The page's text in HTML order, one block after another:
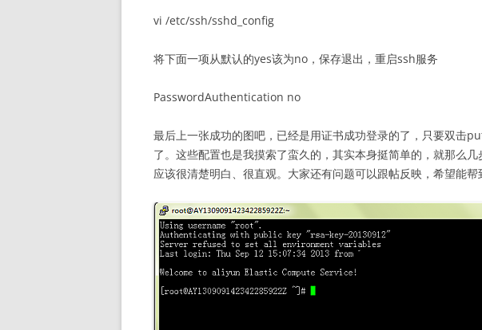
vi /etc/ssh/sshd_config
将下面一项从默认的yes该为no，保存退出，重启ssh服务
PasswordAuthentication no
最后上一张成功的图吧，已经是用证书成功登录的了，只要双击
了。这些配置也是我摸索了蛮久的，其实本身挺简单的，就那么
应该很清楚明白、很直观。大家还有问题可以跟帖反映，希望能